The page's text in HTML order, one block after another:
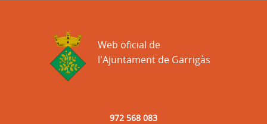
972 568 083
Web oficial de
l'Ajuntament de Garrigàs